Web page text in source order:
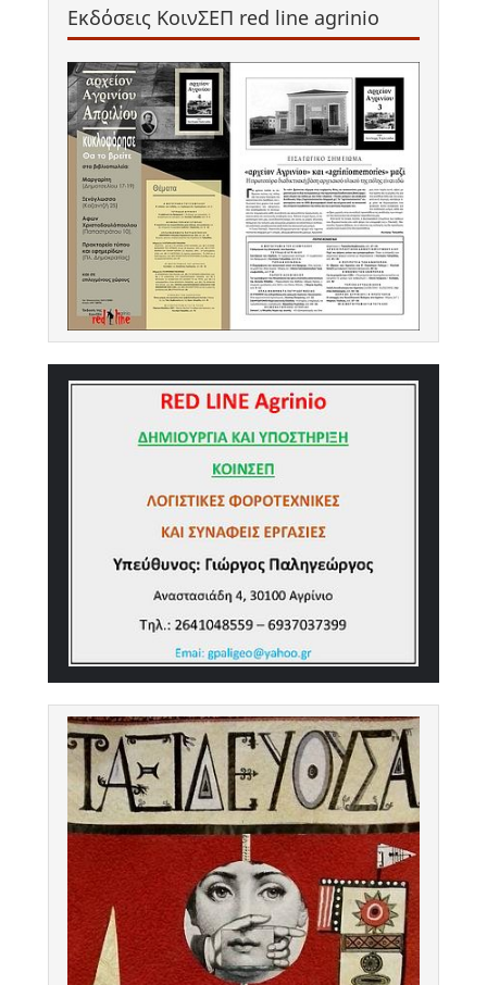
Εκδόσεις ΚοινΣΕΠ red line agrinio